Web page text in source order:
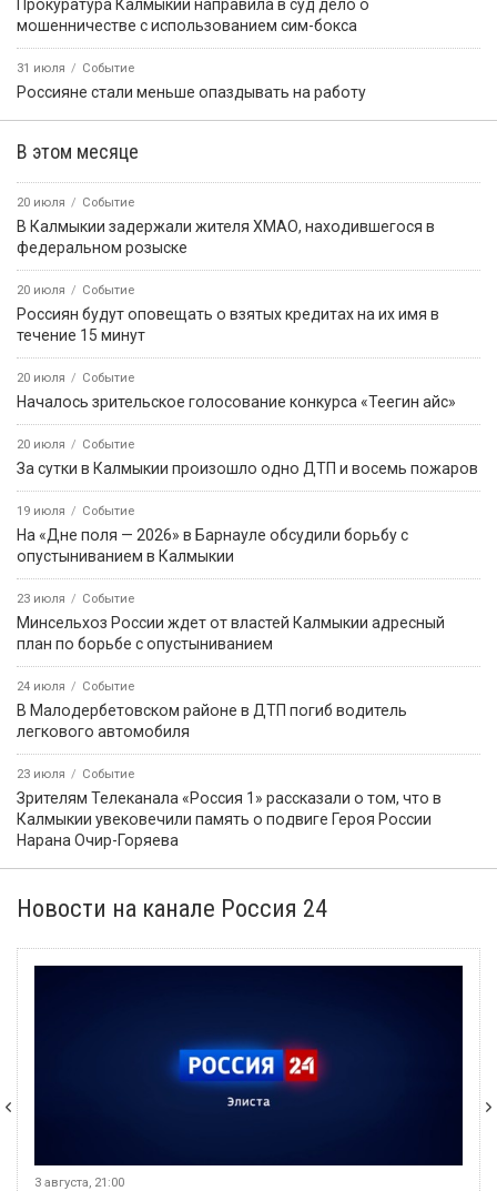
Прокуратура Калмыкии направила в суд дело о
мошенничестве с использованием сим-бокса
31 июля Событие
Россияне стали меньше опаздывать на работу
В этом месяце
20 июля Событие
В Калмыкии задержали жителя ХМАО, находившегося в
федеральном розыске
20 июля Событие
Россиян будут оповещать о взятых кредитах на их имя в
течение 15 минут
20 июля Событие
Началось зрительское голосование конкурса «Теегин айс»
20 июля Событие
За сутки в Калмыкии произошло одно ДТП и восемь пожаров
19 июля Событие
На «Дне поля — 2026» в Барнауле обсудили борьбу с
опустыниванием в Калмыкии
23 июля Событие
Минсельхоз России ждет от властей Калмыкии адресный
план по борьбе с опустыниванием
24 июля Событие
В Малодербетовском районе в ДТП погиб водитель
легкового автомобиля
23 июля Событие
Зрителям Телеканала «Россия 1» рассказали о том, что в
Калмыкии увековечили память о подвиге Героя России
Нарана Очир-Горяева
Новости на канале Россия 24
3 августа, 21:00